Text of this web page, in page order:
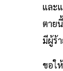
และ
ตาย
มีผู้ร้
ขอใ